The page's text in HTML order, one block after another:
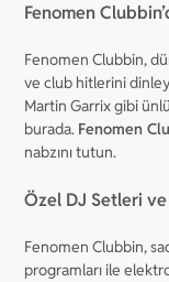
Fenomen
Fenomen Clubbin,
ve club hitlerini
Martin Garrix gibi
burada. Fenomen
nabzını tutun.
Özel DJ Setleri
Fenomen Clubbin,
programları ile